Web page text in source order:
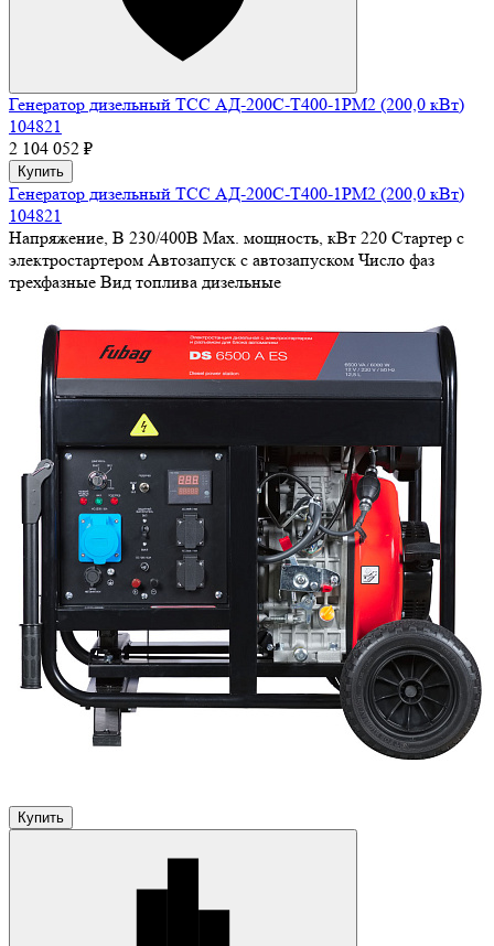
Генератор дизельный ТСС АД-200С-Т400-1РМ2 (200,0 кВт)
104821
2 104 052 ₽
Купить
Генератор дизельный ТСС АД-200С-Т400-1РМ2 (200,0 кВт)
104821
Напряжение, В 230/400В Max. мощность, кВт 220 Стартер с
электростартером Автозапуск с автозапуском Число фаз
трехфазные Вид топлива дизельные
Купить